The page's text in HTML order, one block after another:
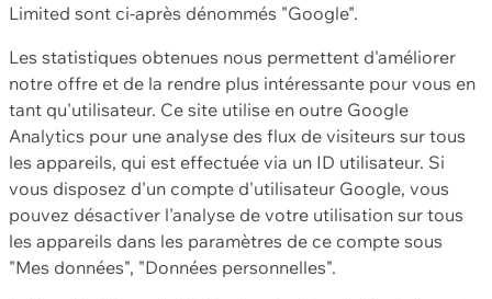
Limited sont ci-après dénommés "Google".
Les statistiques obtenues nous permettent d'améliorer
notre offre et de la rendre plus intéressante pour vous en
tant qu'utilisateur. Ce site utilise en outre Google
Analytics pour une analyse des flux de visiteurs sur tous
les appareils, qui est effectuée via un ID utilisateur. Si
vous disposez d'un compte d'utilisateur Google, vous
pouvez désactiver l'analyse de votre utilisation sur tous
les appareils dans les paramètres de ce compte sous
"Mes données", "Données personnelles".